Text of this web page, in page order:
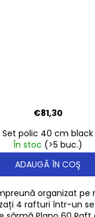
Set polic 40 cm black
În stoc (>5 buc.)
€81,30
ADAUGĂ ÎN COŞ
organizat pe
4 rafturi într-un